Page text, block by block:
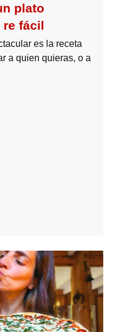
plato
re fácil
es la receta
a quien quieras, o a